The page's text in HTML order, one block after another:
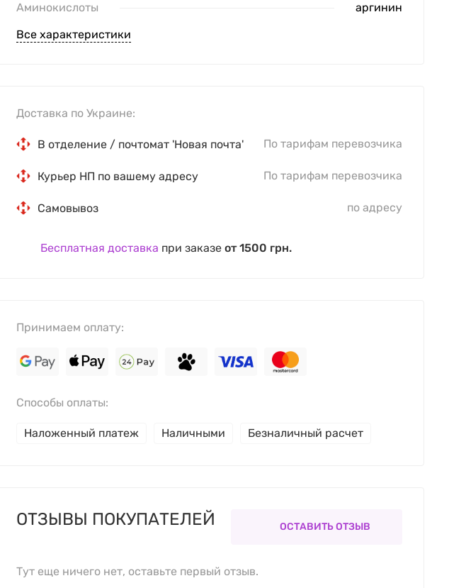
Доставка по Украине:
В отделение / почтомат 'Новая почта' По тарифам перевозчика
Курьер НП по вашему адресу По тарифам перевозчика
Самовывоз по адресу
Бесплатная доставка при заказе от 1500 грн.
Принимаем оплату:
Способы оплаты:
Наложенный платеж Наличными Безналичный расчет
Аминокислоты
аргинин
Все характеристики
ОТЗЫВЫ ПОКУПАТЕЛЕЙ ОСТАВИТЬ ОТЗЫВ
Тут еще ничего нет, оставьте первый отзыв.